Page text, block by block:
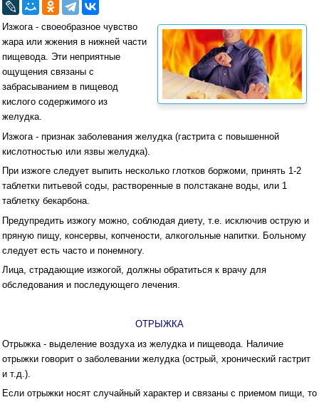
Изжога - своеобразное чувство
жара или жжения в нижней части
пищевода. Эти неприятные
ощущения связаны с
забрасыванием в пищевод
кислого содержимого из
желудка.
Изжога - признак заболевания желудка (гастрита с повышенной
кислотностью или язвы желудка).
При изжоге следует выпить несколько глотков боржоми, принять 1-2
таблетки питьевой соды, растворенные в полстакане воды, или 1
таблетку бекарбона.
Предупредить изжогу можно, соблюдая диету, т.е. исключив острую и
пряную пищу, консервы, копчености, алкогольные напитки. Больному
следует есть часто и понемногу.
Лица, страдающие изжогой, должны обратиться к врачу для
обследования и последующего лечения.
ОТРЫЖКА
Отрыжка - выделение воздуха из желудка и пищевода. Наличие
отрыжки говорит о заболевании желудка (острый, хронический гастрит
и т.д.).
Если отрыжки носят случайный характер и связаны с приемом пищи, то